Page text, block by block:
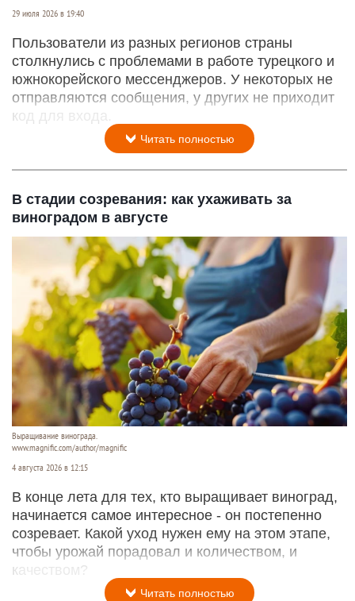
29 июля 2026 в 19:40
Пользователи из разных регионов страны
столкнулись с проблемами в работе турецкого и
южнокорейского мессенджеров. У некоторых не
отправляются сообщения, у других не приходит
код для входа.
Читать полностью
В стадии созревания: как ухаживать за
виноградом в августе
Выращивание винограда.
www.magnific.com/author/magnific
4 августа 2026 в 12:15
В конце лета для тех, кто выращивает виноград,
начинается самое интересное - он постепенно
созревает. Какой уход нужен ему на этом этапе,
чтобы урожай порадовал и количеством, и
качеством?
Читать полностью